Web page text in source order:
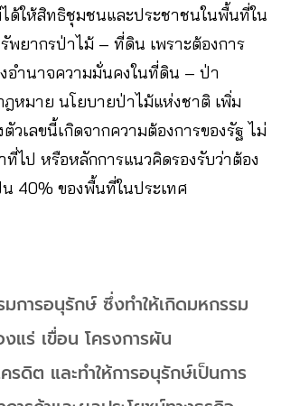
ด้ให้สิทธิชุมชนและประชาชนในพื้นที่ใน
พยากรป่าไม้ – ที่ดิน เพราะต้องการ
อำนาจความมั่นคงในที่ดิน – ป่า
ฎหมาย นโยบายป่าไม้แห่งชาติ เพิ่ม
เลขนี้เกิดจากความต้องการของรัฐ ไม่
ไป หรือหลักการแนวคิดรองรับว่าต้อง
40% ของพื้นที่ในประเทศ
มการอนุรักษ์ ซึ่งทำให้เกิดมหกรรม
แร่ เขื่อน โครงการผัน
รดิต และทำให้การอนุรักษ์เป็นการ